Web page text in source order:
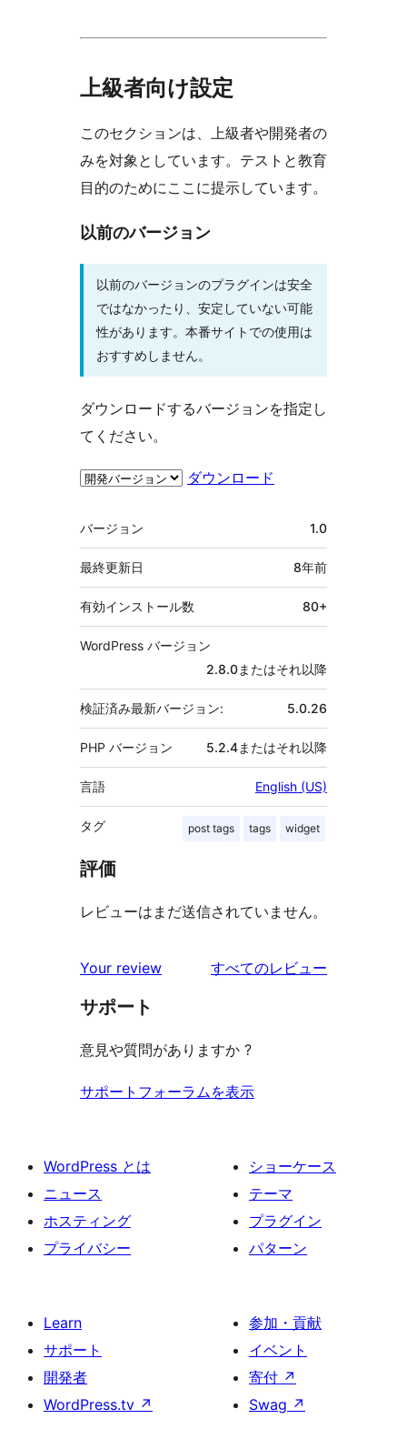
上級者向け設定
このセクションは、上級者や開発者の
みを対象としています。テストと教育
目的のためにここに提示しています。
以前のバージョン
以前のバージョンのプラグインは安全
ではなかったり、安定していない可能
性があります。本番サイトでの使用は
おすすめしません。
ダウンロードするバージョンを指定し
てください。
ダウンロード
メ
タ
バージョン 1.0
最終更新日 8年前
有効インストール数 80+
WordPress バージョン
2.8.0またはそれ以降
検証済み最新バージョン: 5.0.26
PHP バージョン 5.2.4またはそれ以降
言語 English (US)
タグ post tags tags widget
評価
レビューはまだ送信されていません。
Your review すべてのレビュー
サポート
意見や質問がありますか ?
サポートフォーラムを表示
WordPress とは
ニュース
ホスティング
プライバシー
ショーケース
テーマ
プラグイン
パターン
Learn
サポート
開発者
WordPress.tv ↗
参加・貢献
イベント
寄付 ↗
Swag ↗